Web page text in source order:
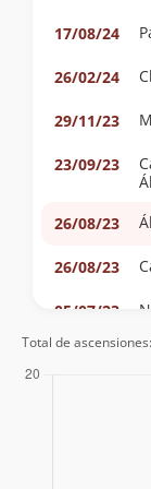
17/08/24
26/02/24
29/11/23
23/09/23
26/08/23
26/08/23
05/07/23
Total de